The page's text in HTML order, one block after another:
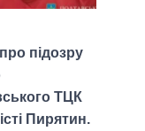
підозру
ТЦК
Пирятин.